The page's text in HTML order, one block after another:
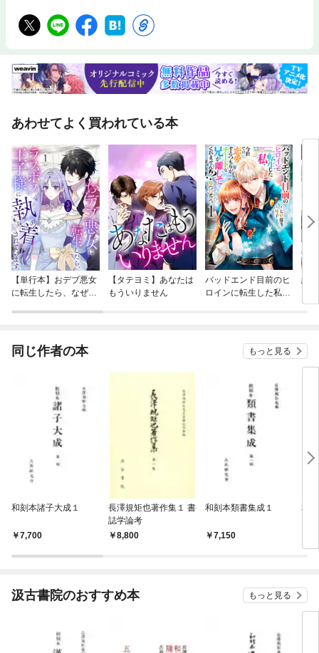
あわせてよく買われている本
【単行本】おデブ悪女
に転生したら、なぜか
【タテヨミ】あなたは
もういりません
バッドエンド目前のヒ
ロインに転生した私、
結
同じ作者の本 もっと見る
和刻本諸子大成１
7,700
長澤規矩也著作集１ 書
誌学論考
8,800
和刻本類書集成１
7,150
和
汲古書院のおすすめ本 もっと見る